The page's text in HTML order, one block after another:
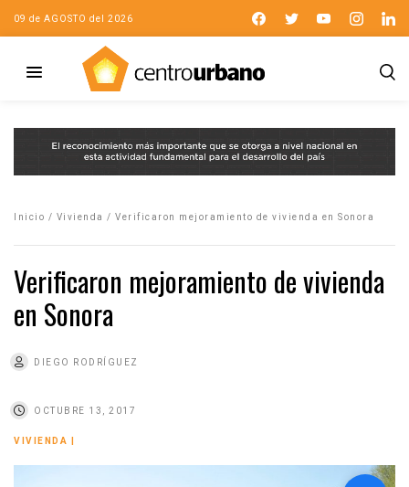
09 de AGOSTO del 2026
Inicio / Vivienda / Verificaron mejoramiento de vivienda en Sonora
Verificaron mejoramiento de vivienda
en Sonora
DIEGO RODRÍGUEZ
OCTUBRE 13, 2017
VIVIENDA